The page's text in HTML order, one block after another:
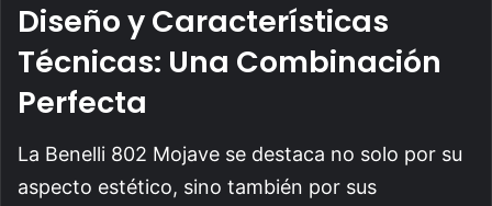
Diseño y Características
Técnicas: Una Combinación
Perfecta
La Benelli 802 Mojave se destaca no solo por su
aspecto estético, sino también por sus